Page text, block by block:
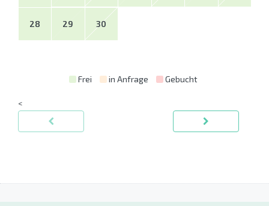
28 29 30
Frei in Anfrage Gebucht
<